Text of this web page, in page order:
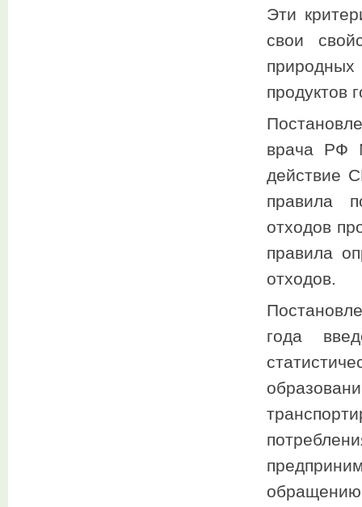
Эти
свои
продуктов
врача РФ
действие
правила
отходов
правила
отходов.
года